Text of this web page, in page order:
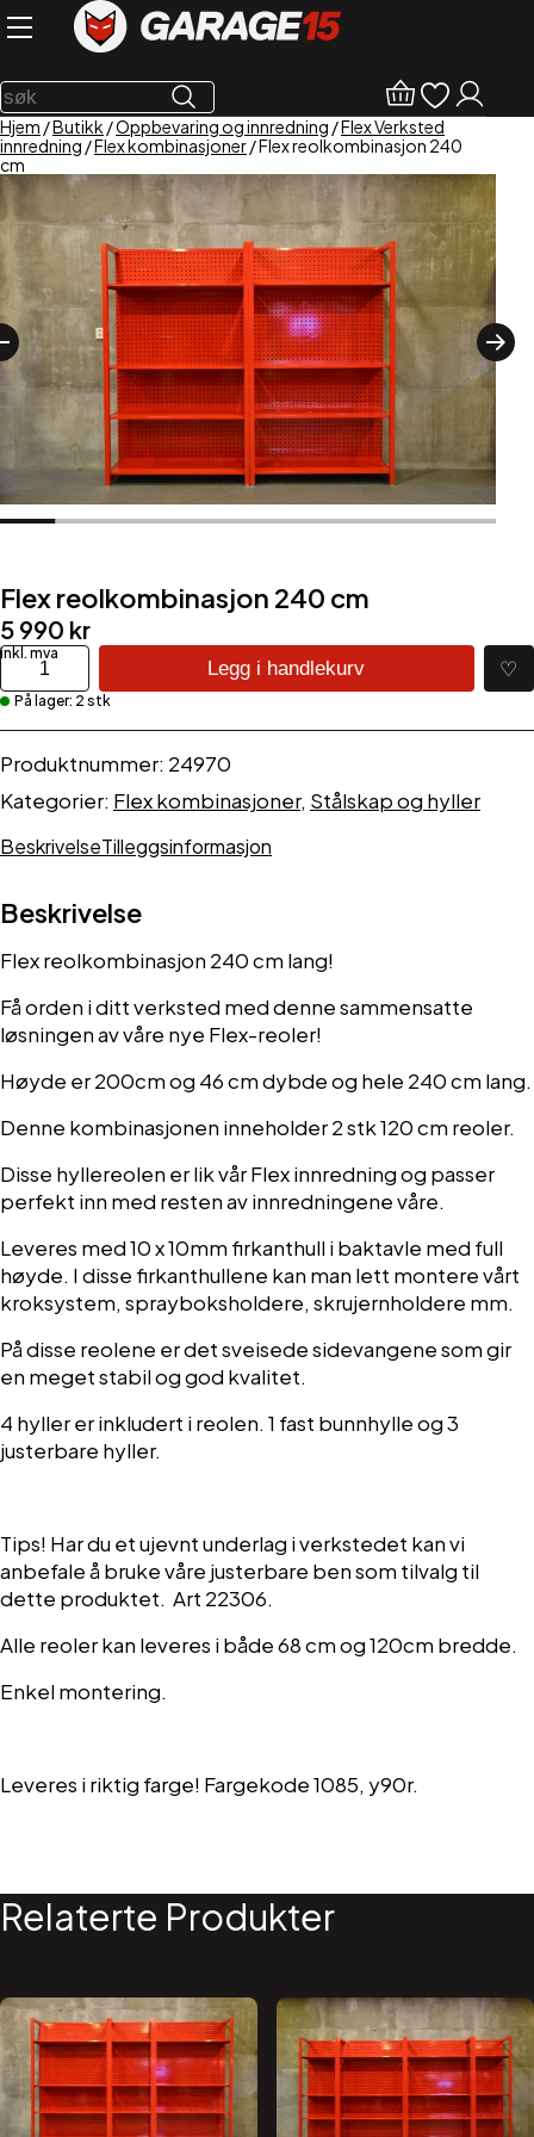
Hjem /Butikk /Oppbevaring og innredning /Flex Verksted
innredning /Flex kombinasjoner/ Flex reolkombinasjon 240
cm
Flex reolkombinasjon 240 cm
5 990 kr
Flex
reolkombinasjon
240
cm
antall
Legg i handlekurv ♡
På lager: 2 stk
Produktnummer: 24970
Kategorier: Flex kombinasjoner, Stålskap og hyller
BeskrivelseTilleggsinformasjon
Beskrivelse
Flex reolkombinasjon 240 cm lang!
Få orden i ditt verksted med denne sammensatte
løsningen av våre nye Flex-reoler!
Høyde er 200cm og 46 cm dybde og hele 240 cm lang.
Denne kombinasjonen inneholder 2 stk 120 cm reoler.
Disse hyllereolen er lik vår Flex innredning og passer
perfekt inn med resten av innredningene våre.
Leveres med 10 x 10mm firkanthull i baktavle med full
høyde. I disse firkanthullene kan man lett montere vårt
kroksystem, sprayboksholdere, skrujernholdere mm.
På disse reolene er det sveisede sidevangene som gir
en meget stabil og god kvalitet.
4 hyller er inkludert i reolen. 1 fast bunnhylle og 3
justerbare hyller.
Tips! Har du et ujevnt underlag i verkstedet kan vi
anbefale å bruke våre justerbare ben som tilvalg til
dette produktet. Art 22306.
Alle reoler kan leveres i både 68 cm og 120cm bredde.
Enkel montering.
Leveres i riktig farge! Fargekode 1085, y90r.
Relaterte Produkter